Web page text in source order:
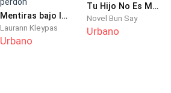
Mentiras bajo los focos ,te pido perdon
Laurann Kleypas
Urbano
Tu Hijo No Es Mio
Novel Bun Say
Urbano